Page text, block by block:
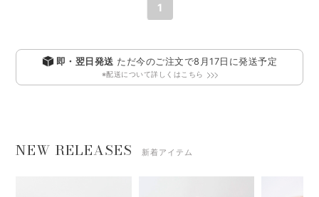
1
即・翌日発送 ただ今のご注文で8月17日 に発送予定
※配送について詳しくはこちら
NEW RELEASES 新着アイテム